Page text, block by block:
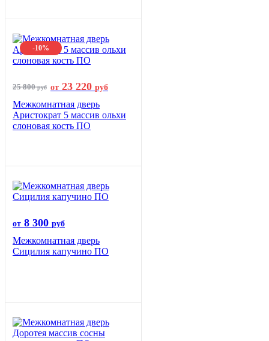
-10%
25 800руб от 23 220 руб
Межкомнатная дверь
Аристократ 5 массив ольхи
слоновая кость ПО
от 8 300 руб
Межкомнатная дверь
Сицилия капучино ПО